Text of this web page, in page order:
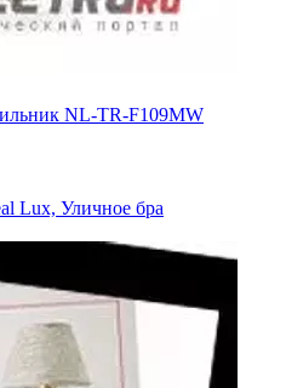
NL-TR-F109MW
Lux, Уличное бра